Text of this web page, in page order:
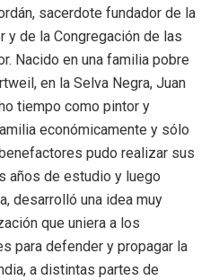
sacerdote fundador de la
y de la Congregación de las
Nacido en una familia pobre
en la Selva Negra, Juan
tiempo como pintor y
económicamente y sólo
pudo realizar sus
años de estudio y luego
desarrolló una idea muy
que uniera a los
para defender y propagar la
a distintas partes de